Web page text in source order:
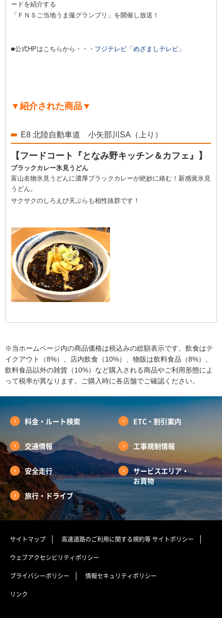
ードを紹介する
「ＦＮＳご当地うま撮グランプリ」を開催し放送！
■公式HPはこちらから・・・ フジテレビ「めざましテレビ」
▼紹介された商品▼
E8 北陸自動車道 小矢部川SA（上り）
【 フードコート『となみ野キッチン＆カフェ』】
ブラックカレー氷見うどん
富山名物氷見うどんに濃厚ブラックカレーが絶妙に絡む！ 新感覚氷見
うどん。
サクサクのしろえび天ぷらも相性抜群です！
※当ホームページ内の商品価格は税込みの総額表示です。飲食はテ
イクアウト（8%）、店内飲食（10%）、物販は飲料食品（8%）、
飲料食品以外の雑貨（10%）など購入される商品やご利用形態によ
って税率が異なります。ご購入時に各店舗でご確認ください。
料金・ルート検索 ETC・割引案内
交通情報 工事規制情報
安全走行
サービスエリア・
お買物
旅行・ドライブ
サイトマップ 高速道路のご利用に関する規約等サイトポリシー
ウェブアクセシビリティポリシー
プライバシーポリシー 情報セキュリティポリシー
リンク